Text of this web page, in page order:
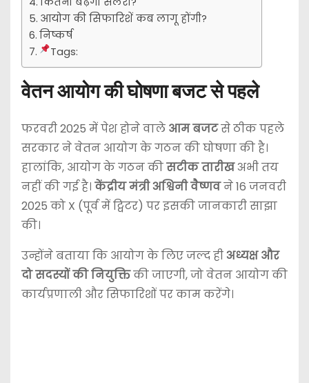
आयोग की सिफारिशें कब लागू होंगी?
निष्कर्ष
Tags:
वेतन आयोग की घोषणा बजट से पहले
फरवरी 2025 में पेश होने वाले आम बजटसे ठीक पहले
सरकार ने वेतन आयोग के गठन की घोषणा की है।
हालांकि, आयोग के गठन कीसटीक तारीखअभी तय
नहीं की गई है। केंद्रीय मंत्री अश्विनी वैष्णवने 16 जनवरी
2025 को X (पूर्व में ट्विटर) पर इसकी जानकारी साझा
की।
उन्होंने बताया कि आयोग के लिए जल्द हीअध्यक्ष और
दो सदस्यों की नियुक्तिकी जाएगी, जो वेतन आयोग की
कार्यप्रणाली और सिफारिशों पर काम करेंगे।